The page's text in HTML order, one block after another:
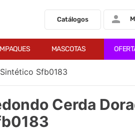
Catálogos
MASCOTAS
Sfb0183
Cerda